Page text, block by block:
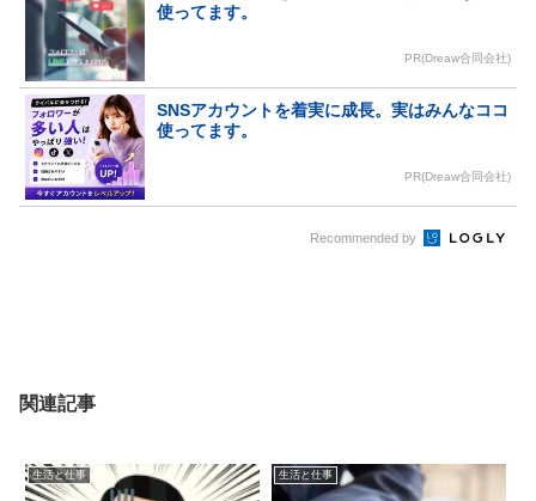
使ってます。
PR(Dreaw合同会社)
SNSアカウントを着実に成長。実はみんなココ
使ってます。
PR(Dreaw合同会社)
Recommended by
関連記事
生活と仕事 生活と仕事